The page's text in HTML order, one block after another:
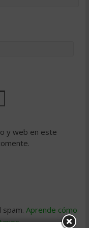
y web en este
spam. Aprende cómo
.